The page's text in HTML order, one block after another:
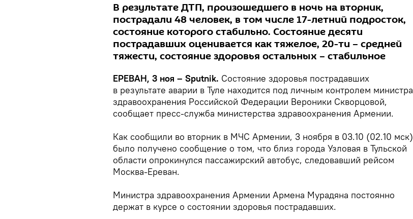
В результате ДТП, произошедшего в ночь на вторник,
пострадали 48 человек, в том числе 17-летний подросток,
состояние которого стабильно. Состояние десяти
пострадавших оценивается как тяжелое, 20-ти – средней
тяжести, состояние здоровья остальных – стабильное
ЕРЕВАН, 3 ноя – Sputnik. Состояние здоровья пострадавших
в результате аварии в Туле находится под личным контролем министра
здравоохранения Российской Федерации Вероники Скворцовой,
сообщает пресс-служба министерства здравоохранения Армении.
Как сообщили во вторник в МЧС Армении, 3 ноября в 03.10 (02.10 мск)
было получено сообщение о том, что близ города Узловая в Тульской
области опрокинулся пассажирский автобус, следовавший рейсом
Москва-Ереван.
Министра здравоохранения Армении Армена Мурадяна постоянно
держат в курсе о состоянии здоровья пострадавших.